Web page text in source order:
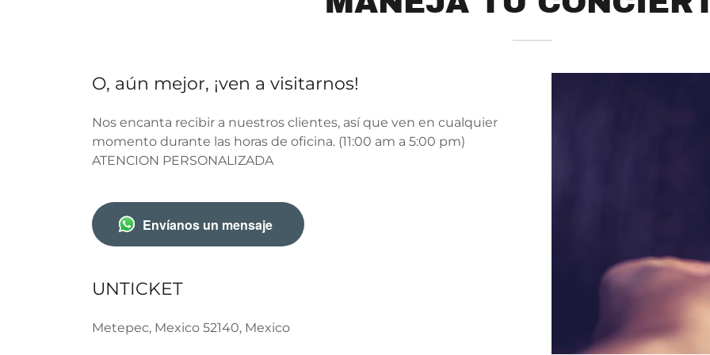
O, aún mejor, ¡ven a visitarnos!
Nos encanta recibir a nuestros clientes, así que ven en cualquier
momento durante las horas de oficina. (11:00 am a 5:00 pm)
ATENCION PERSONALIZADA
Envíanos un mensaje
UNTICKET
Metepec, Mexico 52140, Mexico